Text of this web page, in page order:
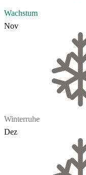
Wachstum
Nov
Winterruhe
Dez